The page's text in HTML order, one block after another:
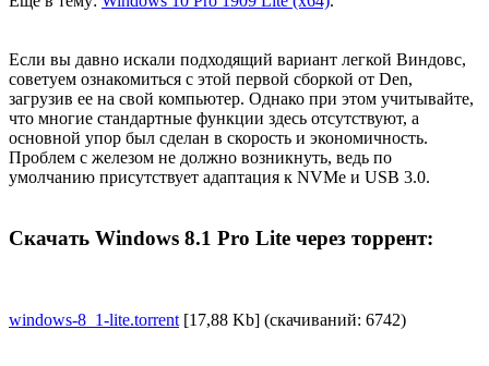
Если вы давно искали подходящий вариант легкой Виндовс,
советуем ознакомиться с этой первой сборкой от Den,
загрузив ее на свой компьютер. Однако при этом учитывайте,
что многие стандартные функции здесь отсутствуют, а
основной упор был сделан в скорость и экономичность.
Проблем с железом не должно возникнуть, ведь по
умолчанию присутствует адаптация к NVMe и USB 3.0.
Скачать Windows 8.1 Pro Lite через торрент:
windows-8_1-lite.torrent [17,88 Kb] (cкачиваний: 6742)